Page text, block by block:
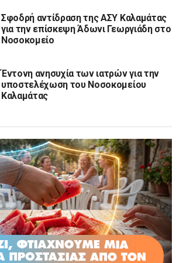
Σφοδρή αντίδραση της ΑΣΥ Καλαμάτας
για την επίσκεψη Άδωνι Γεωργιάδη στο
Νοσοκομείο
Έντονη ανησυχία των ιατρών για την
υποστελέχωση του Νοσοκομείου
Καλαμάτας